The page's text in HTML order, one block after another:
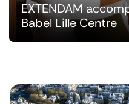
EXTENDAM
Babel Lille Centre